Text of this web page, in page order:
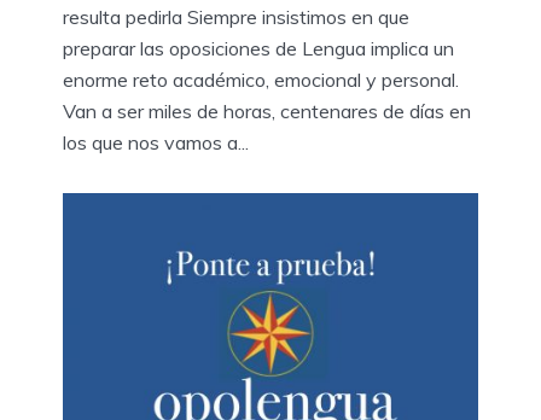
resulta pedirla Siempre insistimos en que
preparar las oposiciones de Lengua implica un
enorme reto académico, emocional y personal.
Van a ser miles de horas, centenares de días en
los que nos vamos a...